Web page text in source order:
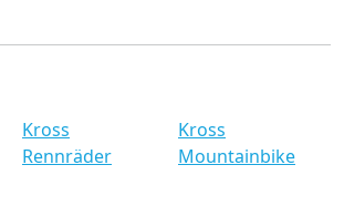
Kross
Rennräder
Kross
Mountainbike